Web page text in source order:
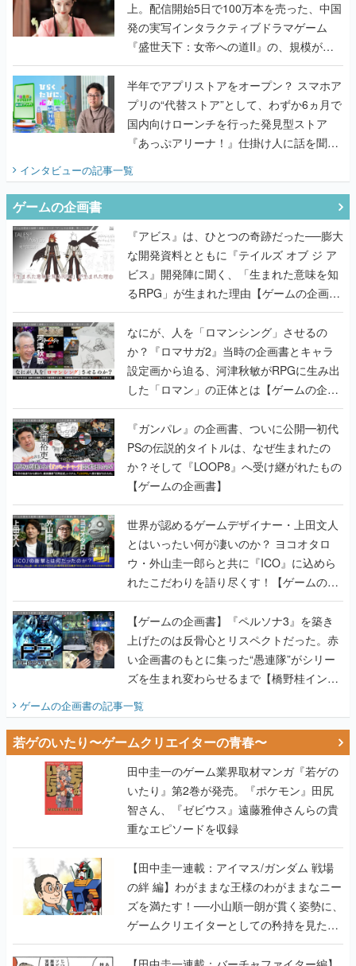
上。配信開始5日で100万本を売った、中国
発の実写インタラクティブドラマゲーム
『盛世天下：女帝への道II』の、規模が違
うこだわりをプロデューサーに聞いた
半年でアプリストアをオープン？ スマホア
プリの“代替ストア”として、わずか6ヵ月で
国内向けローンチを行った発見型ストア
『あっぷアリーナ！』仕掛け人に話を聞い
インタビューの記事一覧
ゲームの企画書
『アビス』は、ひとつの奇跡だった──膨大
な開発資料とともに『テイルズ オブ ジ ア
ビス』開発陣に聞く、「生まれた意味を知
るRPG」が生まれた理由【ゲームの企画
書】
なにが、人を「ロマンシング」させるの
か？『ロマサガ2』当時の企画書とキャラ
設定画から迫る、河津秋敏がRPGに生み出
した「ロマン」の正体とは【ゲームの企画
書】
『ガンパレ』の企画書、ついに公開━初代
PSの伝説的タイトルは、なぜ生まれたの
か？そして『LOOP8』へ受け継がれたもの
【ゲームの企画書】
世界が認めるゲームデザイナー・上田文人
とはいったい何が凄いのか？ ヨコオタロ
ウ・外山圭一郎らと共に『ICO』に込めら
れたこだわりを語り尽くす！【ゲームの企
画書】
【ゲームの企画書】『ペルソナ3』を築き
上げたのは反骨心とリスペクトだった。赤
い企画書のもとに集った“愚連隊”がシリー
ズを生まれ変わらせるまで【橋野桂インタ
ゲームの企画書の記事一覧
若ゲのいたり〜ゲームクリエイターの青春〜
田中圭一のゲーム業界取材マンガ『若ゲの
いたり』第2巻が発売。『ポケモン』田尻
智さん、『ゼビウス』遠藤雅伸さんらの貴
重なエピソードを収録
【田中圭一連載：アイマス/ガンダム 戦場
の絆 編】わがままな王様のわがままなニー
ズを満たす！──小山順一朗が貫く姿勢に、
ゲームクリエイターとしての矜持を見た
【若ゲのいたり最終回】